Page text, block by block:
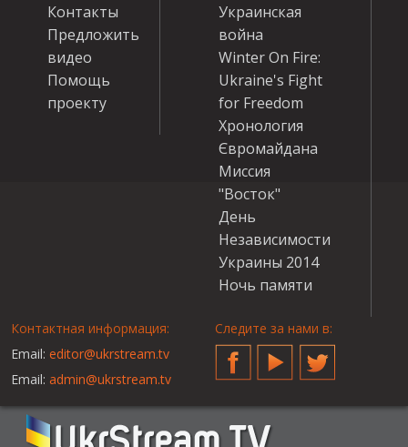
Контакты
Предложить
видео
Помощь
проекту
Украинская
война
Winter On Fire:
Ukraine's Fight
for Freedom
Хронология
Євромайдана
Миссия
"Восток"
День
Независимости
Украины 2014
Ночь памяти
Контактная информация:
Email: editor@ukrstream.tv
Email: admin@ukrstream.tv
Следите за нами в:
FacebookYouTubeTwitter